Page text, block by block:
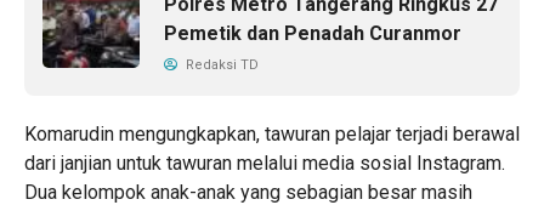
Pemetik dan Penadah Curanmor
Redaksi TD
Komarudin mengungkapkan, tawuran pelajar terjadi berawal
dari janjian untuk tawuran melalui media sosial Instagram.
Dua kelompok anak-anak yang sebagian besar masih